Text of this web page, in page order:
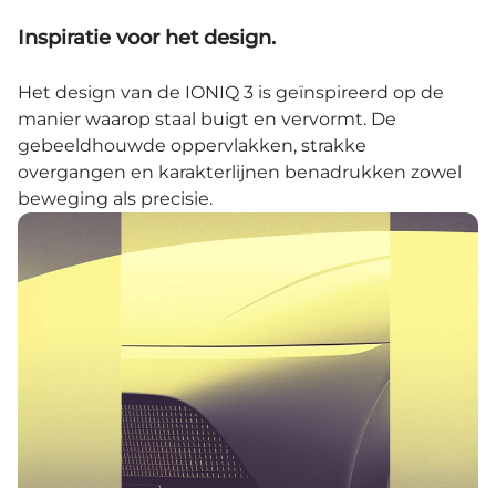
Inspiratie voor het design.
Het design van de IONIQ 3 is geïnspireerd op de
manier waarop staal buigt en vervormt. De
gebeeldhouwde oppervlakken, strakke
overgangen en karakterlijnen benadrukken zowel
beweging als precisie.